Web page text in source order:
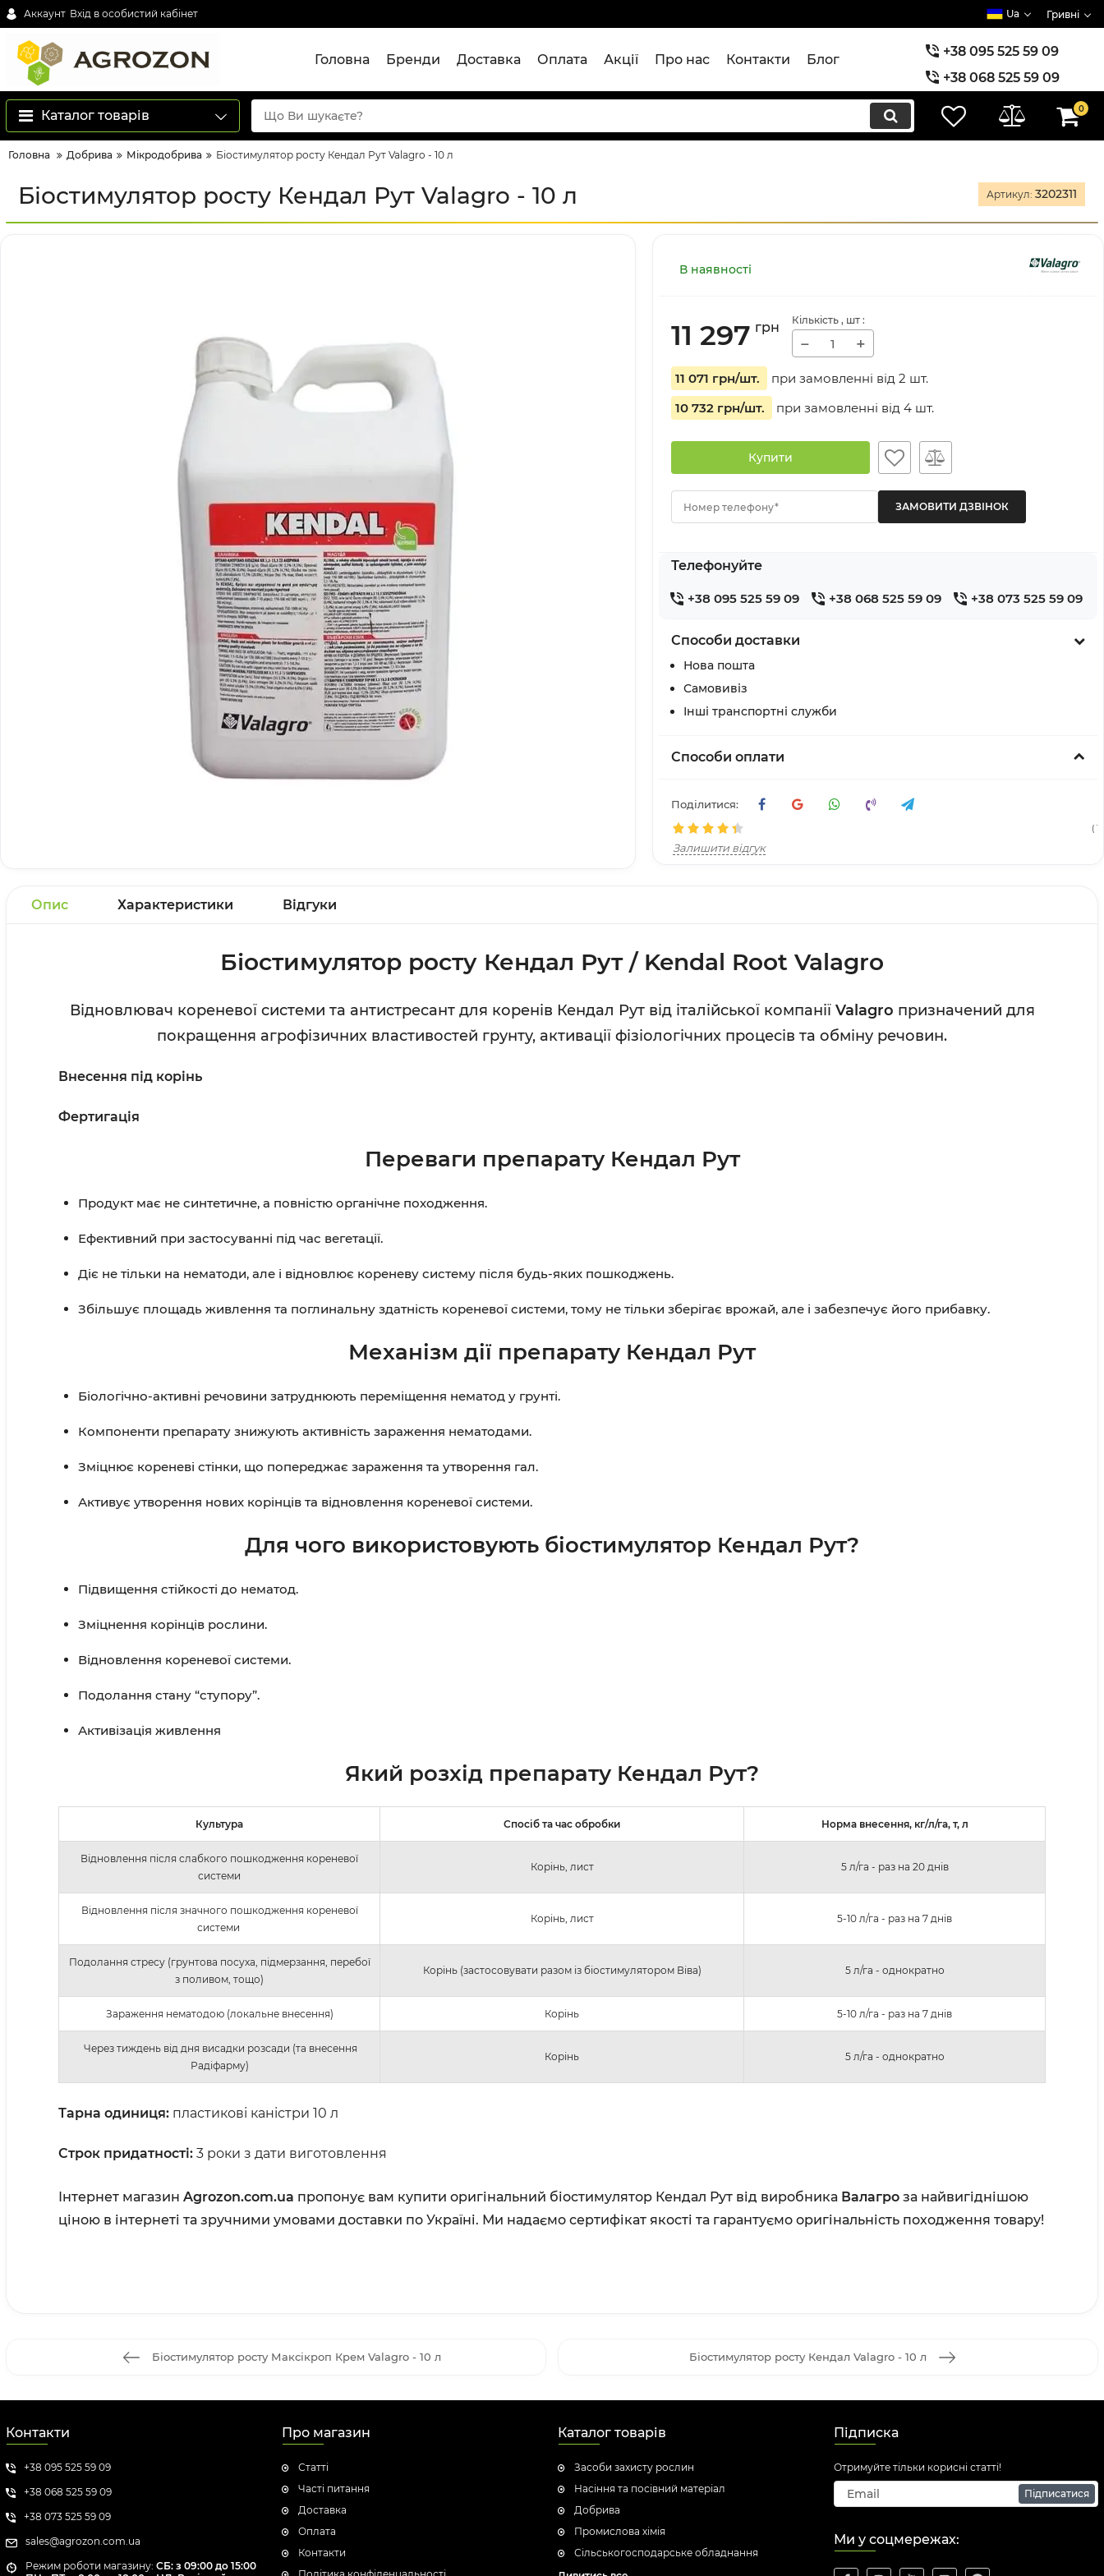
Аккаунт Вхід в особистий кабінет Ua Гривні
Головна Бренди Доставка Оплата Акції Про нас Контакти Блог
+38 095 525 59 09
+38 068 525 59 09
+38 073 525 59 09
Каталог товарів 0
Головна Добрива Мікродобрива Біостимулятор росту Кендал Рут Valagro - 10 л
Біостимулятор росту Кендал Рут Valagro - 10 л Артикул: 3202311
В наявності
11 297 грн Кількість , шт :
− +
11 071 грн/шт. при замовленні від 2 шт.
10 732 грн/шт. при замовленні від 4 шт.
Купити
Номер телефону*
Телефонуйте
+38 095 525 59 09 +38 068 525 59 09 +38 073 525 59 09
Способи доставки
Нова пошта
Самовивіз
Інші транспортні служби
Способи оплати
Поділитися:
(
Залишити відгук
Опис Характеристики Відгуки
Біостимулятор росту Кендал Рут / Kendal Root Valagro
Відновлювач кореневої системи та антистресант для коренів Кендал Рут від італійської компанії Valagro призначений для
покращення агрофізичних властивостей грунту, активації фізіологічних процесів та обміну речовин.
Внесення під корінь
Фертигація
Переваги препарату Кендал Рут
Продукт має не синтетичне, а повністю органічне походження.
Ефективний при застосуванні під час вегетації.
Діє не тільки на нематоди, але і відновлює кореневу систему після будь-яких пошкоджень.
Збільшує площадь живлення та поглинальну здатність кореневої системи, тому не тільки зберігає врожай, але і забезпечує його прибавку.
Механізм дії препарату Кендал Рут
Біологічно-активні речовини затруднюють переміщення нематод у грунті.
Компоненти препарату знижують активність зараження нематодами.
Зміцнює кореневі стінки, що попереджає зараження та утворення гал.
Активує утворення нових корінців та відновлення кореневої системи.
Для чого використовують біостимулятор Кендал Рут?
Підвищення стійкості до нематод.
Зміцнення корінців рослини.
Відновлення кореневої системи.
Подолання стану “ступору”.
Активізація живлення
Який розхід препарату Кендал Рут?
Культура Спосіб та час обробки Норма внесення, кг/л/га, т, л
Відновлення після слабкого пошкодження кореневої
системи
Корінь, лист 5 л/га - раз на 20 днів
Відновлення після значного пошкодження кореневої
системи
Корінь, лист 5-10 л/га - раз на 7 днів
Подолання стресу (грунтова посуха, підмерзання, перебої
з поливом, тощо)
Корінь (застосовувати разом із біостимулятором Віва) 5 л/га - однократно
Зараження нематодою (локальне внесення) Корінь 5-10 л/га - раз на 7 днів
Через тиждень від дня висадки розсади (та внесення
Радіфарму)
Корінь 5 л/га - однократно
Тарна одиниця: пластикові каністри 10 л
Строк придатності: 3 роки з дати виготовлення
Інтернет магазин Agrozon.com.ua пропонує вам купити оригінальний біостимулятор Кендал Рут від виробника Валагро за найвигіднішою
ціною в інтернеті та зручними умовами доставки по Україні. Ми надаємо сертифікат якості та гарантуємо оригінальність походження товару!
Біостимулятор росту Максікроп Крем Valagro - 10 л Біостимулятор росту Кендал Valagro - 10 л
Контакти
+38 095 525 59 09
+38 068 525 59 09
+38 073 525 59 09
sales@agrozon.com.ua
Режим роботи магазину: СБ: з 09:00 до 15:00
Про магазин
Статті
Часті питання
Доставка
Оплата
Контакти
Каталог товарів
Засоби захисту рослин
Насіння та посівний матеріал
Добрива
Промислова хімія
Сільськогосподарське обладнання
Підписка
Отримуйте тільки корисні статті!
Підписатися
Ми у соцмережах: